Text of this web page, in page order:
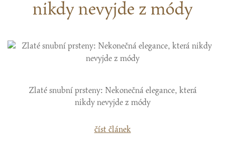
nikdy nevyjde z módy
Zlaté snubní prsteny: Nekonečná elegance, která
nikdy nevyjde z módy
číst článek